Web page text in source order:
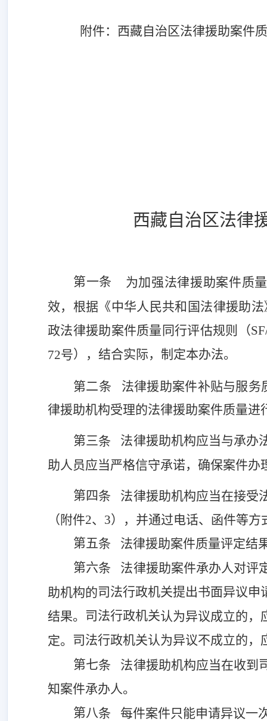
附件：西藏自治区法律援助案件
西藏自治区法律
第一条
为加强法律援助案件质
效，根据《中华人民共和国法律援助法
政法律援助案件质量同行评估规则（
72号），结合实际，制定本办法。
第二条
法律援助案件补贴与服
律援助机构受理的法律援助案件质量进
第三条
法律援助机构应当与承办
助人员应当严格信守承诺，确保案件办
第四条
法律援助机构应当在接受
（附件2、3）
，并通过电话、函件等方
第五条
法律援助案件质量评定结
第六条
法律援助案件承办人对评
助机构的司法行政机关提出书面异议申
结果。 司法行政机关认为异议成立的，
定。 司法行政机关认为异议不成立的，
第七条 法律援助机构应当在收到
知案件承办人。
第八条
每件案件只能申请异议一